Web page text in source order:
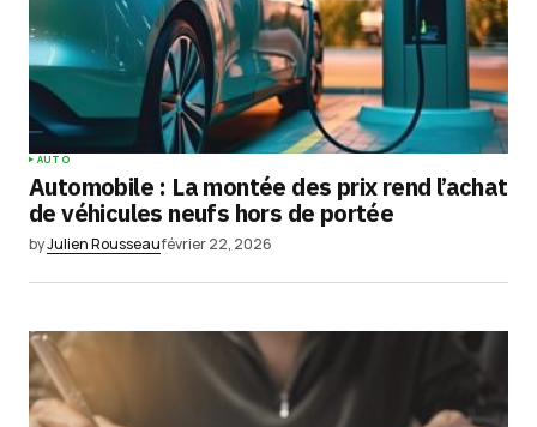
AUTO
Automobile : La montée des prix rend l’achat
de véhicules neufs hors de portée
byJulien Rousseaufévrier 22, 2026